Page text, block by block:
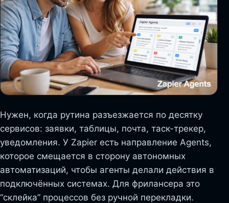
Нужен, когда рутина разъезжается по десятку
сервисов: заявки, таблицы, почта, таск-трекер,
уведомления. У Zapier есть направление Agents,
которое смещается в сторону автономных
автоматизаций, чтобы агенты делали действия в
подключённых системах. Для фрилансера это
“склейка” процессов без ручной перекладки.